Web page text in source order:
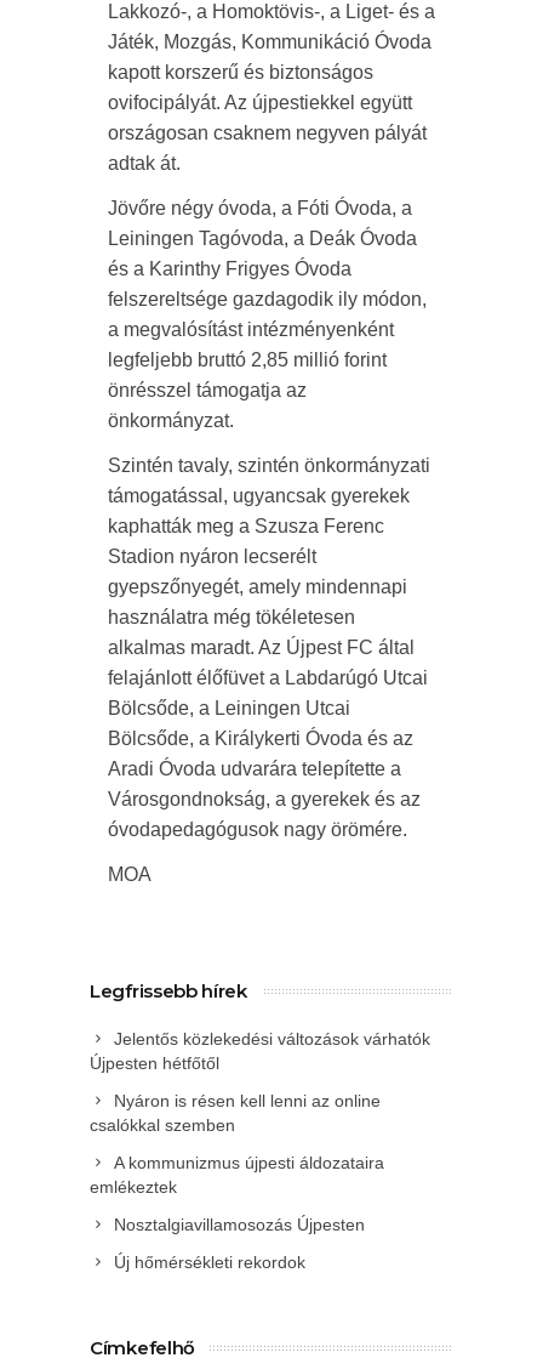
Lakkozó-, a Homoktövis-, a Liget- és a
Játék, Mozgás, Kommunikáció Óvoda
kapott korszerű és biztonságos
ovifocipályát. Az újpestiekkel együtt
országosan csaknem negyven pályát
adtak át.
Jövőre négy óvoda, a Fóti Óvoda, a
Leiningen Tagóvoda, a Deák Óvoda
és a Karinthy Frigyes Óvoda
felszereltsége gazdagodik ily módon,
a megvalósítást intézményenként
legfeljebb bruttó 2,85 millió forint
önrésszel támogatja az
önkormányzat.
Szintén tavaly, szintén önkormányzati
támogatással, ugyancsak gyerekek
kaphatták meg a Szusza Ferenc
Stadion nyáron lecserélt
gyepszőnyegét, amely mindennapi
használatra még tökéletesen
alkalmas maradt. Az Újpest FC által
felajánlott élőfüvet a Labdarúgó Utcai
Bölcsőde, a Leiningen Utcai
Bölcsőde, a Királykerti Óvoda és az
Aradi Óvoda udvarára telepítette a
Városgondnokság, a gyerekek és az
óvodapedagógusok nagy örömére.
MOA
Legfrissebb hírek
Jelentős közlekedési változások várhatók
Újpesten hétfőtől
Nyáron is résen kell lenni az online
csalókkal szemben
A kommunizmus újpesti áldozataira
emlékeztek
Nosztalgiavillamosozás Újpesten
Új hőmérsékleti rekordok
Címkefelhő